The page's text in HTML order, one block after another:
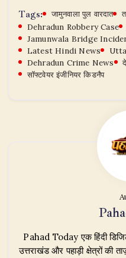
Tags: जामुनवाला पुल वारदात
Dehradun Robbery Case
Jamunwala Bridge
Latest Hindi News
Dehradun Crime News
सॉफ्टवेयर इंजीनियर किडनैप
Pahad Today एक हिंदी
उत्तराखंड और पहाड़ी क्षेत्रों की